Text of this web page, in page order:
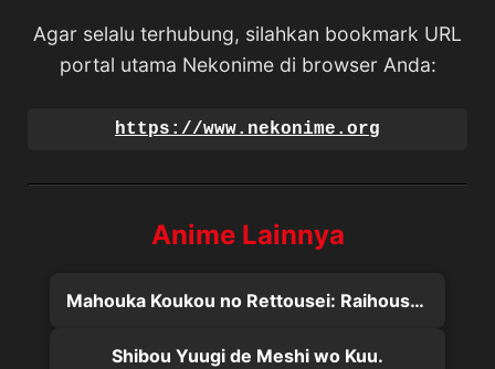
Agar selalu terhubung, silahkan bookmark URL
portal utama Nekonime di browser Anda:
https://www.nekonime.org
Anime Lainnya
Mahouka Koukou no Rettousei: Raihousha-hen
Shibou Yuugi de Meshi wo Kuu.